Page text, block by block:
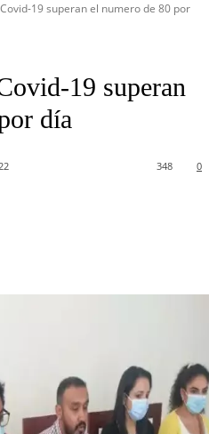
19 superan el numero de 80 por
19 superan
día
0
348